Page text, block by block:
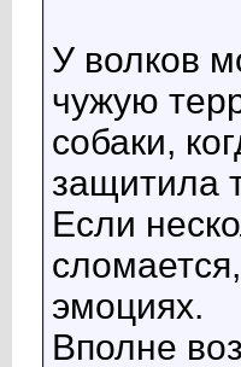
У волков
чужую
собаки,
защитила
Если
эмоциях.
Вполне